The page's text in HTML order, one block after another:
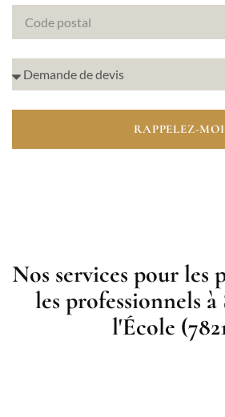
RAPPELEZ-MOI
Nos services pour les
les professionnels
l'École